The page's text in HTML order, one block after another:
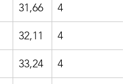
31,66 4
32,11 4
33,24 4